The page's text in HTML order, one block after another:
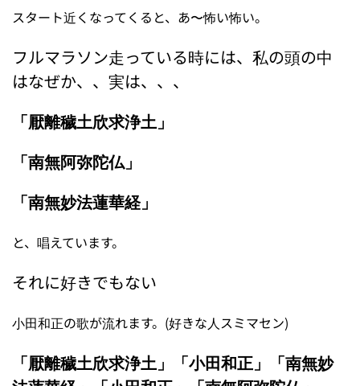
スタート近くなってくると、あ〜怖い怖い。
フルマラソン走っている時には、私の頭の中
はなぜか、、実は、、、
「厭離穢土欣求浄土」
「南無阿弥陀仏」
「南無妙法蓮華経」
と、唱えています。
それに好きでもない
小田和正の歌が流れます。(好きな人スミマセン)
「厭離穢土欣求浄土」「小田和正」「南無妙